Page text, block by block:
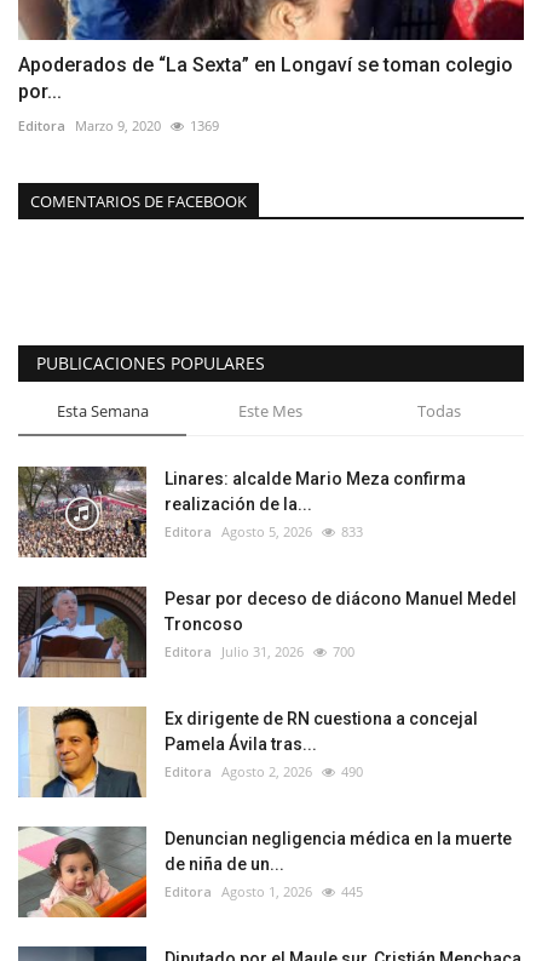
Apoderados de “La Sexta” en Longaví se toman colegio
por...
Editora Marzo 9, 2020 1369
COMENTARIOS DE FACEBOOK
PUBLICACIONES POPULARES
Esta Semana Este Mes Todas
Linares: alcalde Mario Meza confirma
realización de la...
Editora Agosto 5, 2026 833
Pesar por deceso de diácono Manuel Medel
Troncoso
Editora Julio 31, 2026 700
Ex dirigente de RN cuestiona a concejal
Pamela Ávila tras...
Editora Agosto 2, 2026 490
Denuncian negligencia médica en la muerte
de niña de un...
Editora Agosto 1, 2026 445